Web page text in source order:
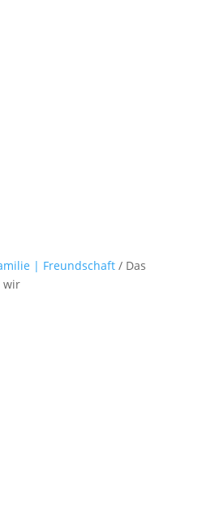
| Freundschaft/ Das
wir